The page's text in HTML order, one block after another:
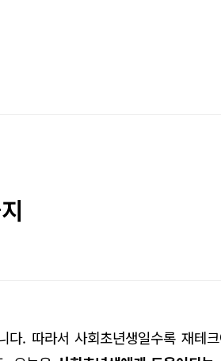
다. 따라서 사회초년생일수록 재테